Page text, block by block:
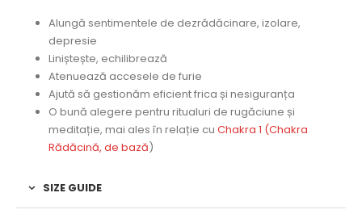
Alungă sentimentele de dezrădăcinare, izolare,
depresie
Liniștește, echilibrează
Atenuează accesele de furie
Ajută să gestionăm eficient frica și nesiguranța
O bună alegere pentru ritualuri de rugăciune și
meditație, mai ales în relație cu Chakra 1 (Chakra
Rădăcină, de bază)
SIZE GUIDE